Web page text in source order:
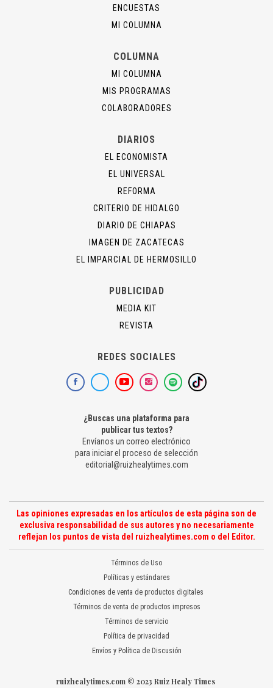
ENCUESTAS
MI COLUMNA
COLUMNA
MI COLUMNA
MIS PROGRAMAS
COLABORADORES
DIARIOS
EL ECONOMISTA
EL UNIVERSAL
REFORMA
CRITERIO DE HIDALGO
DIARIO DE CHIAPAS
IMAGEN DE ZACATECAS
EL IMPARCIAL DE HERMOSILLO
PUBLICIDAD
MEDIA KIT
REVISTA
REDES SOCIALES
¿Buscas una plataforma para
publicar tus textos?
Envíanos un correo electrónico
para iniciar el proceso de selección
editorial@ruizhealytimes.com
Las opiniones expresadas en los artículos de esta página son de
exclusiva responsabilidad de sus autores y no necesariamente
reflejan los puntos de vista del ruizhealytimes.com o del Editor.
Términos de Uso
Políticas y estándares
Condiciones de venta de productos digitales
Términos de venta de productos impresos
Términos de servicio
Política de privacidad
Envíos y Política de Discusión
ruizhealytimes.com © 2023 Ruiz Healy Times